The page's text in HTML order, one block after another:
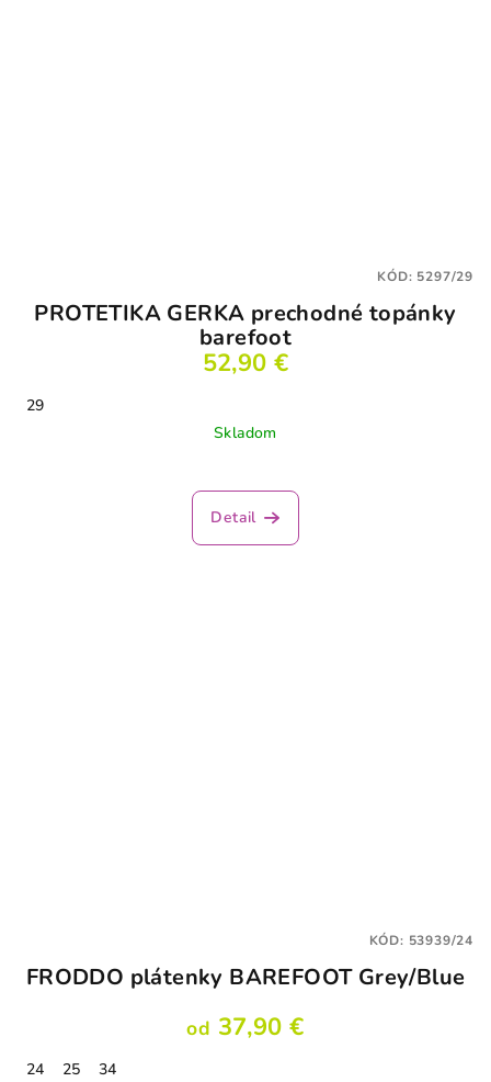
PROTETIKA GERKA prechodné topánky
barefoot
52,90 €
29
Skladom
Detail
KÓD: 5297/29
FRODDO plátenky BAREFOOT Grey/Blue
od 37,90 €
24 25
34
KÓD: 53939/24